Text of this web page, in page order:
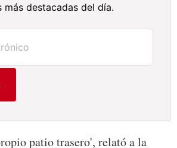
más destacadas del día.
patio trasero', relató a la